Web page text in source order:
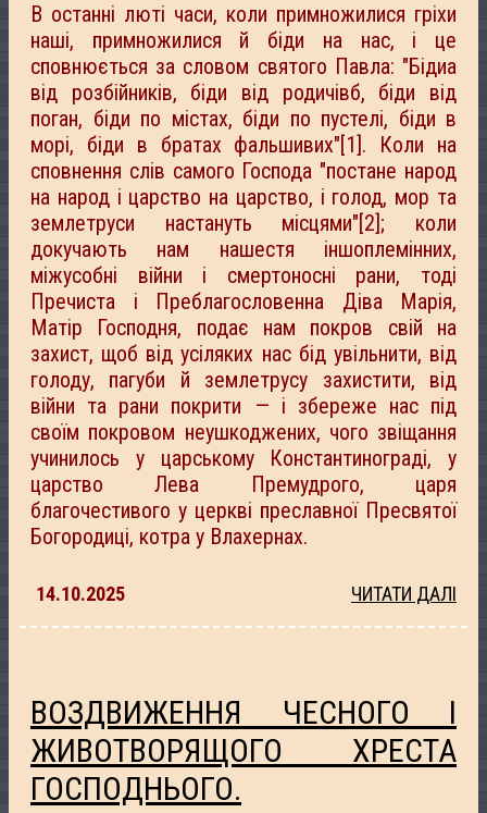
В останні люті часи, коли примножилися гріхи
наші, примножилися й біди на нас, і це
сповнюється за словом святого Павла: "Бідиа
від розбійників, біди від родичівб, біди від
поган, біди по містах, біди по пустелі, біди в
морі, біди в братах фальшивих"[1]. Коли на
сповнення слів самого Господа "постане народ
на народ і царство на царство, і голод, мор та
землетруси настануть місцями"[2]; коли
докучають нам нашестя іншоплемінних,
міжусобні війни і смертоносні рани, тоді
Пречиста і Преблагословенна Діва Марія,
Матір Господня, подає нам покров свій на
захист, щоб від усіляких нас бід увільнити, від
голоду, пагуби й землетрусу захистити, від
війни та рани покрити — і збереже нас під
своїм покровом неушкоджених, чого звіщання
учинилось у царському Константинограді, у
царство Лева Премудрого, царя
благочестивого у церкві преславної Пресвятої
Богородиці, котра у Влахернах.
14.10.2025 ЧИТАТИ ДАЛІ
ВОЗДВИЖЕННЯ ЧЕСНОГО І
ЖИВОТВОРЯЩОГО ХРЕСТА
ГОСПОДНЬОГО.